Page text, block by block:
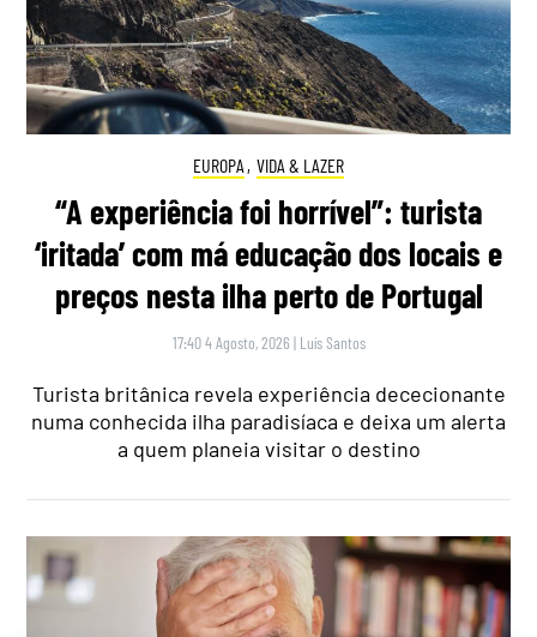
EUROPA , VIDA & LAZER
“A experiência foi horrível”: turista
‘iritada’ com má educação dos locais e
preços nesta ilha perto de Portugal
17:40 4 Agosto, 2026 | Luís Santos
Turista britânica revela experiência dececionante
numa conhecida ilha paradisíaca e deixa um alerta
a quem planeia visitar o destino